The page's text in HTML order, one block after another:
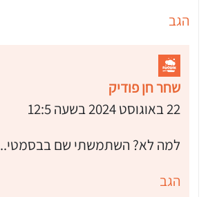
הגב
שחר חן פודיק
22 באוגוסט 2024 בשעה 12:5
למה לא? השתמשתי שם בבסמטי..
הגב